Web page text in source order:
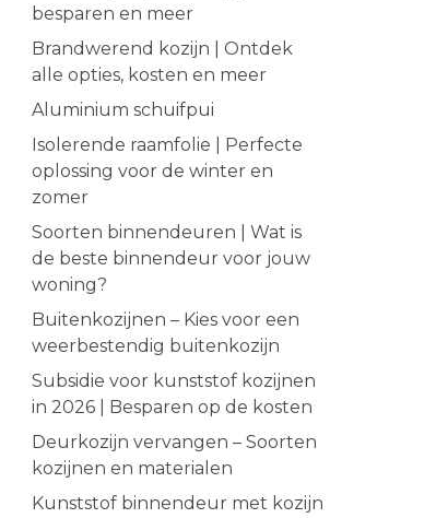
besparen en meer
Brandwerend kozijn | Ontdek
alle opties, kosten en meer
Aluminium schuifpui
Isolerende raamfolie | Perfecte
oplossing voor de winter en
zomer
Soorten binnendeuren | Wat is
de beste binnendeur voor jouw
woning?
Buitenkozijnen – Kies voor een
weerbestendig buitenkozijn
Subsidie voor kunststof kozijnen
in 2026 | Besparen op de kosten
Deurkozijn vervangen – Soorten
kozijnen en materialen
Kunststof binnendeur met kozijn